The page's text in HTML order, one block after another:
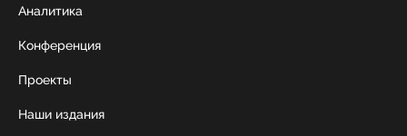
Аналитика
Конференция
Проекты
Наши издания